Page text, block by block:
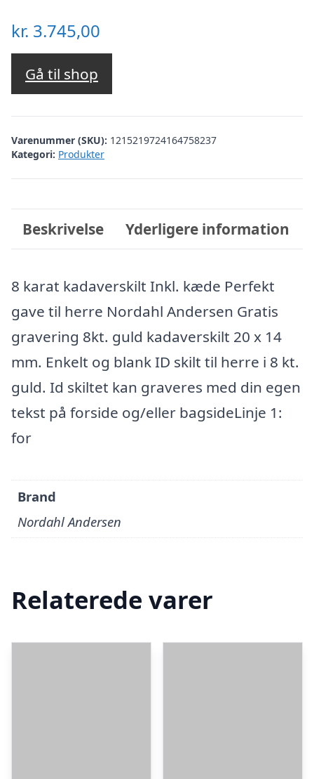
kr. 3.745,00
Gå til shop
Varenummer (SKU): 1215219724164758237
Kategori: Produkter
Beskrivelse Yderligere information
8 karat kadaverskilt Inkl. kæde Perfekt
gave til herre Nordahl Andersen Gratis
gravering 8kt. guld kadaverskilt 20 x 14
mm. Enkelt og blank ID skilt til herre i 8 kt.
guld. Id skiltet kan graveres med din egen
tekst på forside og/eller bagsideLinje 1:
for
Brand
Nordahl Andersen
Relaterede varer